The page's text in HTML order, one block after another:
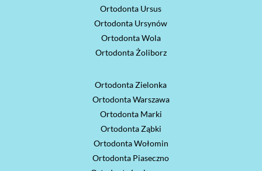
Ortodonta Ursus
Ortodonta Ursynów
Ortodonta Wola
Ortodonta Żoliborz
Ortodonta Zielonka
Ortodonta Warszawa
Ortodonta Marki
Ortodonta Ząbki
Ortodonta Wołomin
Ortodonta Piaseczno